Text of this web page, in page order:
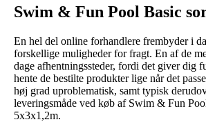
Swim & Fun Pool Basic
En hel del online forhandlere frembyder i
forskellige muligheder for fragt. En af de
dage afhentningssteder, fordi det giver dig
hente de bestilte produkter lige når det
høj grad uproblematisk, samt typisk
leveringsmåde ved køb af Swim & Fun
5x3x1,2m.